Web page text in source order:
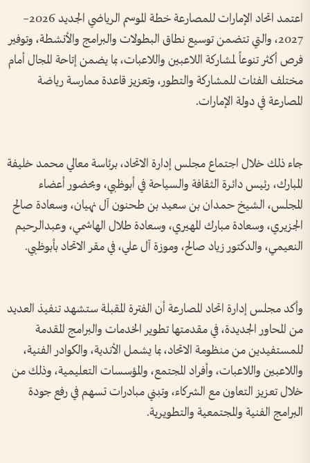
اعتمد اتحاد الإمارات للمصارعة خطة الموسم الرياضي الجديد 2026–
2027، والتي تتضمن توسيع نطاق البطولات والبرامج والأنشطة، وتوفير
فرص أكثر تنوعاً لمشاركة اللاعبين واللاعبات، بما يضمن إتاحة المجال أمام
مختلف الفئات للمشاركة والتطور، وتعزيز قاعدة ممارسة رياضة
المصارعة في دولة الإمارات.
جاء ذلك خلال اجتماع مجلس إدارة الاتحاد، برئاسة معالي محمد خليفة
المبارك، رئيس دائرة الثقافة والسياحة في أبوظبي، وبحضور أعضاء
المجلس، الشيخ حمدان بن سعيد بن طحنون آل نهيان، وسعادة صالح
الجزيري، وسعادة مبارك المهيري، وسعادة طلال الهاشمي، وعبدالرحيم
النعيمي، والدكتور زياد صالح، وموزة آل علي، في مقر الاتحاد بأبوظبي.
وأكد مجلس إدارة اتحاد المصارعة أن الفترة المقبلة ستشهد تنفيذ العديد
من المحاور الجديدة، في مقدمتها تطوير الخدمات والبرامج المقدمة
للمستفيدين من منظومة الاتحاد، بما يشمل الأندية، والكوادر الفنية،
واللاعبين واللاعبات، وأفراد المجتمع، والمؤسسات التعليمية، وذلك من
خلال تعزيز التعاون مع الشركاء، وتبني مبادرات تسهم في رفع جودة
البرامج الفنية والمجتمعية والتطويرية.